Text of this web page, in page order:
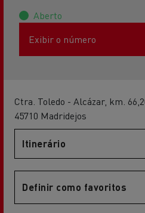
Aberto
Exibir o número
Ctra. Toledo - Alcázar, km.
45710 Madridejos
Itinerário
Definir como favoritos